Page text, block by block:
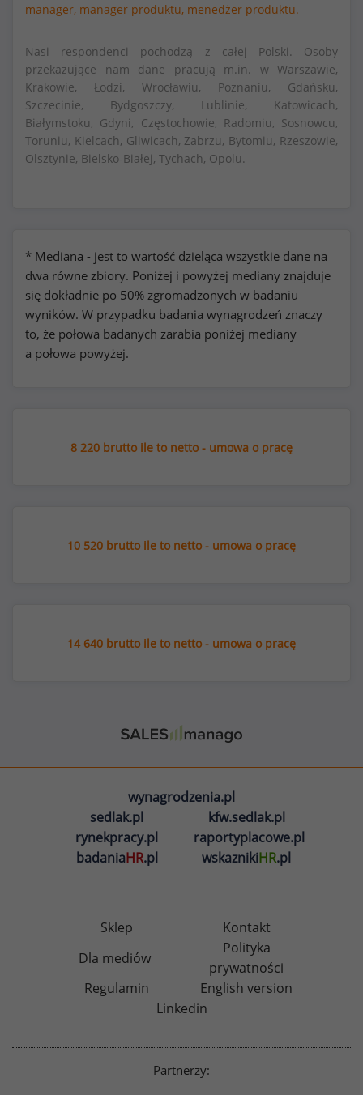
manager, manager produktu, menedżer produktu.
Nasi respondenci pochodzą z całej Polski. Osoby
przekazujące nam dane pracują m.in. w Warszawie,
Krakowie, Łodzi, Wrocławiu, Poznaniu, Gdańsku,
Szczecinie, Bydgoszczy, Lublinie, Katowicach,
Białymstoku, Gdyni, Częstochowie, Radomiu, Sosnowcu,
Toruniu, Kielcach, Gliwicach, Zabrzu, Bytomiu, Rzeszowie,
Olsztynie, Bielsko-Białej, Tychach, Opolu.
* Mediana - jest to wartość dzieląca wszystkie dane na
dwa równe zbiory. Poniżej i powyżej mediany znajduje
się dokładnie po 50% zgromadzonych w badaniu
wyników. W przypadku badania wynagrodzeń znaczy
to, że połowa badanych zarabia poniżej mediany
a połowa powyżej.
8 220 brutto ile to netto - umowa o pracę
10 520 brutto ile to netto - umowa o pracę
14 640 brutto ile to netto - umowa o pracę
wynagrodzenia.pl
sedlak.pl
kfw.sedlak.pl
rynekpracy.pl
raportyplacowe.pl
badaniaHR.pl wskaznikiHR.pl
Sklep
Kontakt
Dla mediów
Polityka
prywatności
Regulamin
English version
Linkedin
Partnerzy: